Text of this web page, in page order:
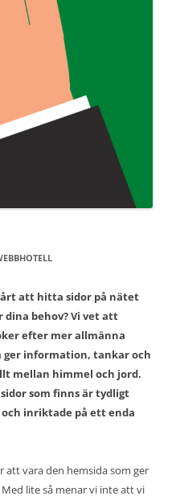
att hitta sidor på nätet
dina behov? Vi vet att
efter mer allmänna
ger information, tankar och
mellan himmel och jord.
som finns är tydligt
och inriktade på ett enda
att vara den hemsida som ger
lite så menar vi inte att vi